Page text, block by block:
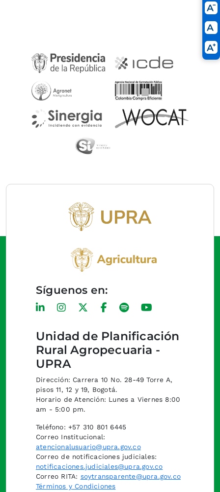
Unidad de Planificación
Rural Agropecuaria -
UPRA
Dirección: Carrera 10 No. 28-49 Torre A,
pisos 11, 12 y 19, Bogotá.
Horario de Atención: Lunes a Viernes 8:00
am - 5:00 pm.
Teléfono: +57 310 801 6445
Correo Institucional:
atencionalusuario@upra.gov.co
Correo de notificaciones judiciales:
notificaciones.judiciales@upra.gov.co
Correo RITA: soytransparente@upra.gov.co
Términos y Condiciones
Síguenos en: